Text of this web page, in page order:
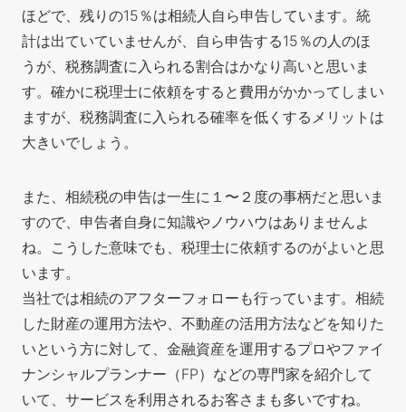
ほどで、残りの15％は相続人自ら申告しています。統
計は出ていていませんが、自ら申告する15％の人のほ
うが、税務調査に入られる割合はかなり高いと思いま
す。確かに税理士に依頼をすると費用がかかってしまい
ますが、税務調査に入られる確率を低くするメリットは
大きいでしょう。
また、相続税の申告は一生に１〜２度の事柄だと思いま
すので、申告者自身に知識やノウハウはありませんよ
ね。こうした意味でも、税理士に依頼するのがよいと思
います。
当社では相続のアフターフォローも行っています。相続
した財産の運用方法や、不動産の活用方法などを知りた
いという方に対して、金融資産を運用するプロやファイ
ナンシャルプランナー（FP）などの専門家を紹介して
いて、サービスを利用されるお客さまも多いですね。